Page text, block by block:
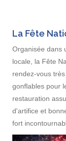
La Fête
Organisée dans
locale, la Fête
rendez-vous
gonflables pour
restauration
d'artifice et
fort